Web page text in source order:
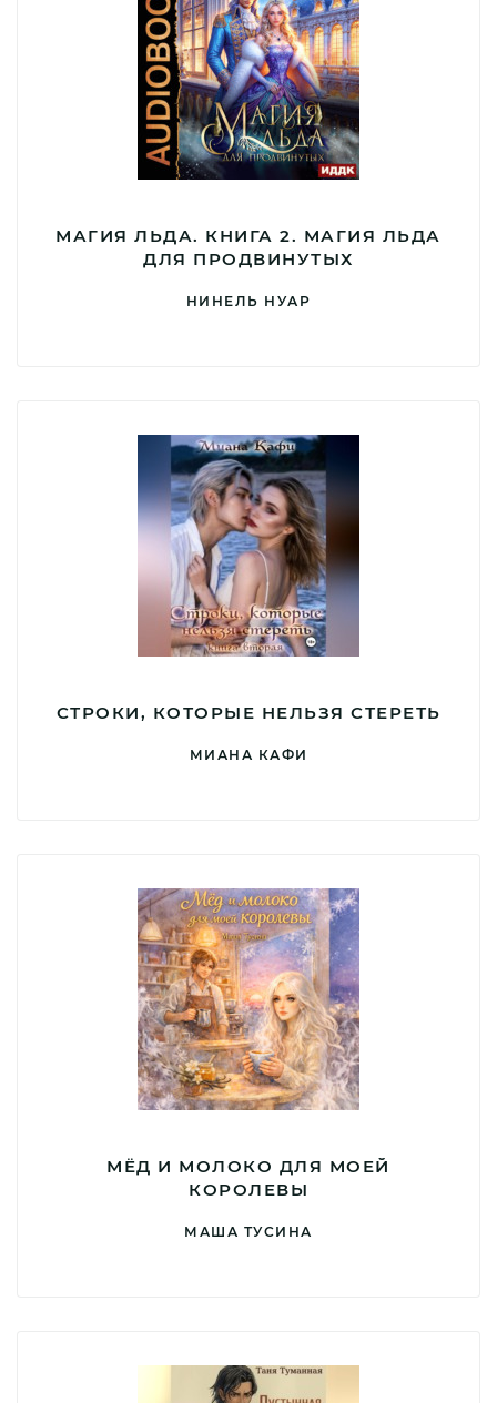
МАГИЯ ЛЬДА. КНИГА 2. МАГИЯ ЛЬДА
ДЛЯ ПРОДВИНУТЫХ
НИНЕЛЬ НУАР
СТРОКИ, КОТОРЫЕ НЕЛЬЗЯ СТЕРЕТЬ
МИАНА КАФИ
МЁД И МОЛОКО ДЛЯ МОЕЙ
КОРОЛЕВЫ
МАША ТУСИНА